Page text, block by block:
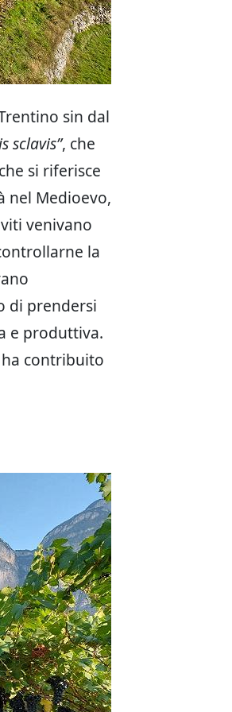
sin dal
sclavis”, che
si riferisce
nel Medioevo,
venivano
la
di prendersi
e produttiva.
ha contribuito